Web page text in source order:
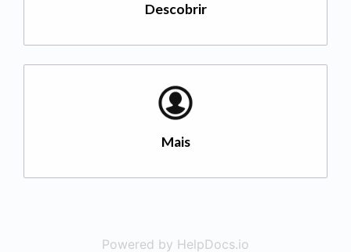
Descobrir
Mais
Powered by HelpDocs.io